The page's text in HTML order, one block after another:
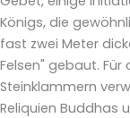
Königs, die
fast zwei Meter
Felsen" gebaut.
Steinklammern
Reliquien Buddhas